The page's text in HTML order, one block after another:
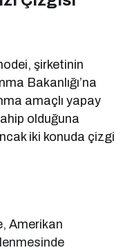
şirketinin
Bakanlığı’na
amaçlı yapay
olduğuna
iki konuda çizgi
Amerikan